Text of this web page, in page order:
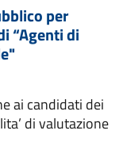
per
“Agenti di
ai candidati dei
di valutazione